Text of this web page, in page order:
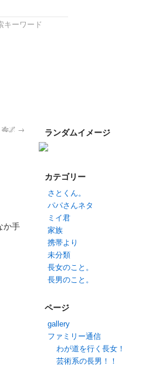
→
か手
ランダムイメージ
カテゴリー
さとくん。
パパさんネタ
ミイ君
家族
携帯より
未分類
長女のこと。
長男のこと。
ページ
gallery
ファミリー通信
わが道を行く長女！
芸術系の長男！！